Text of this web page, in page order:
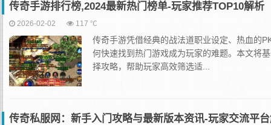
传奇手游排行榜,2024最新热门榜单-玩家推荐TOP10解析
2026-02-02 117 ℃
传奇手游凭借经典的战法道职业设定、热血的
何快速找到热门游戏成为玩家的难题。本文将
择攻略，帮助玩家高效筛选适...
传奇私服网：新手入门攻略与最新版本资讯-玩家交流平